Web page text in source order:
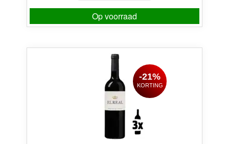
Op voorraad
-21%
KORTING